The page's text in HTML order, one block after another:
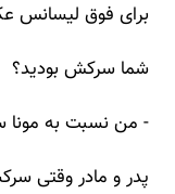
برای فوق لیسانس
شما سرکش بودید؟
- من نسبت به
پدر و مادر وقتی